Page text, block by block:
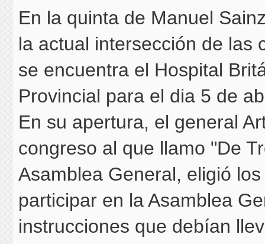
En la quinta de Manuel
la actual intersección de las
se encuentra el Hospital
Provincial para el dia 5 de
En su apertura, el general
congreso al que llamo "De
Asamblea General, eligió
participar en la Asamblea
instrucciones que debían